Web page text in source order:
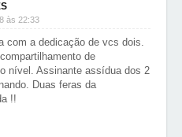
às 22:33
com a dedicação de vcs dois.
de
nível. Assinante assídua dos 2
Duas feras da
!!